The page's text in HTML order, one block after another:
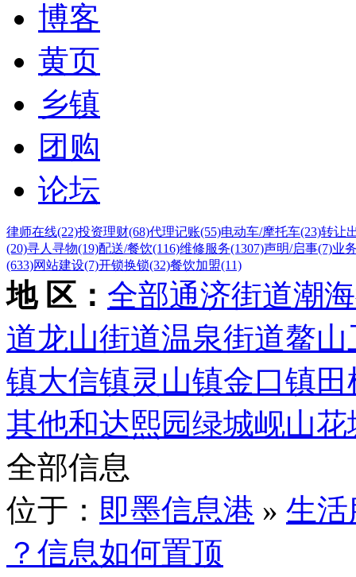
博客
黄页
乡镇
团购
论坛
律师在线(22)投资理财(68)代理记账(55)电动车/摩托车(23)转让
(20)寻人寻物(19)配送/餐饮(116)维修服务(1307)声明/启事(7)业
(633)网站建设(7)开锁换锁(32)餐饮加盟(11)
地 区： 全部通济街道潮
道龙山街道温泉街道鳌山
镇大信镇灵山镇金口镇
其他和达熙园绿城岘山花
全部信息
位于： 即墨信息港 » 生活
？信息如何置顶